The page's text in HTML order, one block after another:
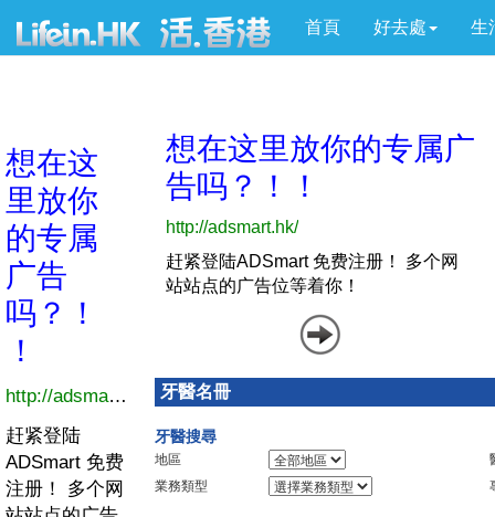
首頁 好去處 生
牙醫名冊
牙醫搜尋
地區
業務類型